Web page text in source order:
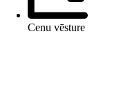
Cenu vēsture